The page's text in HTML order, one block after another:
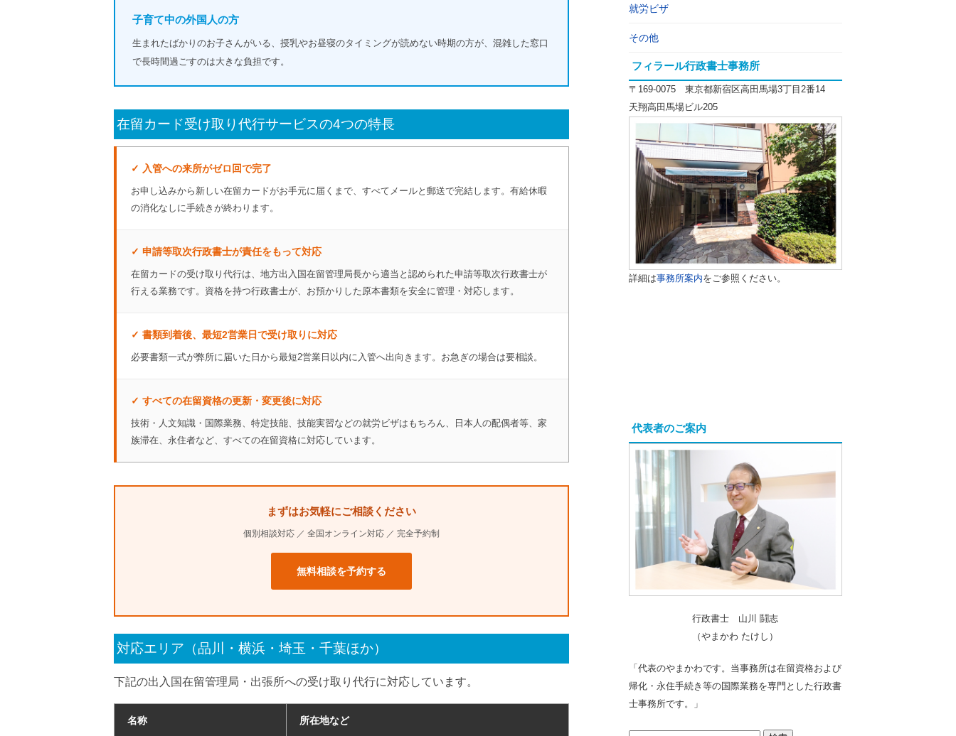
子育て中の外国人の方
生まれたばかりのお子さんがいる、授乳やお昼寝のタイミングが読めない時期の方が、混雑した窓口
で長時間過ごすのは大きな負担です。
在留カード受け取り代行サービスの4つの特長
✓ 入管への来所がゼロ回で完了
お申し込みから新しい在留カードがお手元に届くまで、すべてメールと郵送で完結します。有給休暇
の消化なしに手続きが終わります。
✓ 申請等取次行政書士が責任をもって対応
在留カードの受け取り代行は、地方出入国在留管理局長から適当と認められた申請等取次行政書士が
行える業務です。資格を持つ行政書士が、お預かりした原本書類を安全に管理・対応します。
✓ 書類到着後、最短2営業日で受け取りに対応
必要書類一式が弊所に届いた日から最短2営業日以内に入管へ出向きます。お急ぎの場合は要相談。
✓ すべての在留資格の更新・変更後に対応
技術・人文知識・国際業務、特定技能、技能実習などの就労ビザはもちろん、日本人の配偶者等、家
族滞在、永住者など、すべての在留資格に対応しています。
まずはお気軽にご相談ください
個別相談対応 ／ 全国オンライン対応 ／ 完全予約制
無料相談を予約する
対応エリア（品川・横浜・埼玉・千葉ほか）
下記の出入国在留管理局・出張所への受け取り代行に対応しています。
名称 所在地など
就労ビザ
その他
フィラール行政書士事務所
〒169-0075 東京都新宿区高田馬場3丁目2番14
天翔高田馬場ビル205
詳細は事務所案内をご参照ください。
代表者のご案内
行政書士 山川 鬪志
（やまかわ たけし）
「代表のやまかわです。当事務所は在留資格および
帰化・永住手続き等の国際業務を専門とした行政書
士事務所です。」